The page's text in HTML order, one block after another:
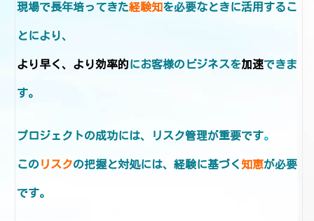
現場で長年培ってきた経験知を必要なときに活用するこ
とにより、
より早く、より効率的にお客様のビジネスを加速できま
す。
プロジェクトの成功には、リスク管理が重要です。
このリスクの把握と対処には、経験に基づく 知恵が必要
です。